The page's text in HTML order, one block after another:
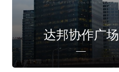
达邦协作广场